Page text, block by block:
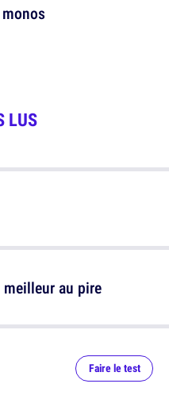
LUS
au pire
Faire le test